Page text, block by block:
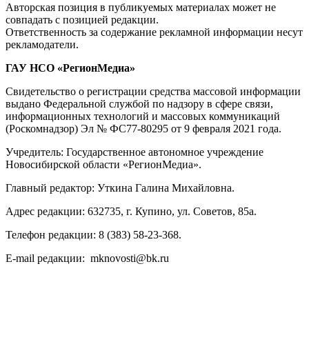
Авторская позиция в публикуемых материалах может не
совпадать с позицией редакции.
Ответственность за содержание рекламной информации несут
рекламодатели.
ГАУ НСО «РегионМедиа»
Свидетельство о регистрации средства массовой информации
выдано Федеральной службой по надзору в сфере связи,
информационных технологий и массовых коммуникаций
(Роскомнадзор) Эл № ФС77-80295 от 9 февраля 2021 года.
Учредитель: Государственное автономное учреждение
Новосибирской области «РегионМедиа».
Главный редактор: Уткина Галина Михайловна.
Адрес редакции: 632735, г. Купино, ул. Советов, 85а.
Телефон редакции: 8 (383) 58-23-368.
E-mail редакции: mknovosti@bk.ru